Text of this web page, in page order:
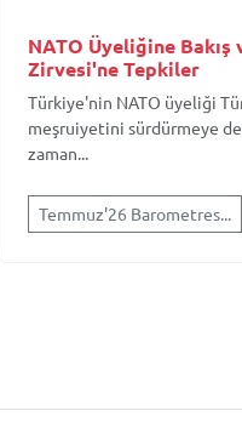
NATO Üyeliğine Bakış
Zirvesi'ne Tepkiler
Türkiye'nin NATO üyeliği
meşruiyetini sürdürmeye
zaman...
Temmuz'26 Barometres...